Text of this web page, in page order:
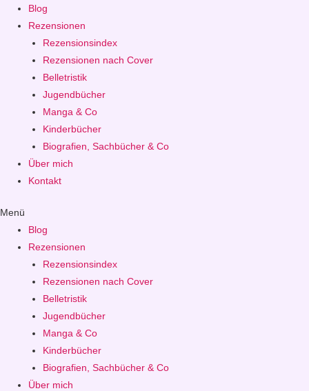
Blog
Rezensionen
Rezensionsindex
Rezensionen nach Cover
Belletristik
Jugendbücher
Manga & Co
Kinderbücher
Biografien, Sachbücher & Co
Über mich
Kontakt
Menü
Blog
Rezensionen
Rezensionsindex
Rezensionen nach Cover
Belletristik
Jugendbücher
Manga & Co
Kinderbücher
Biografien, Sachbücher & Co
Über mich